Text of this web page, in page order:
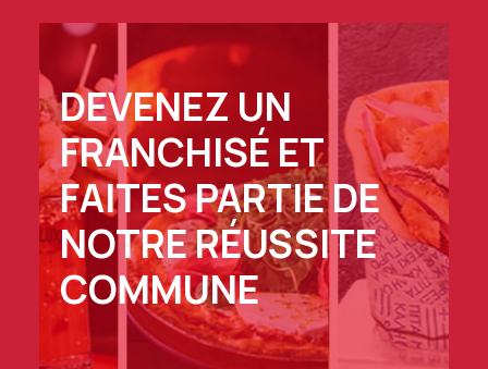
DEVENEZ UN
FRANCHISÉ ET
FAITES PARTIE DE
NOTRE RÉUSSITE
COMMUNE